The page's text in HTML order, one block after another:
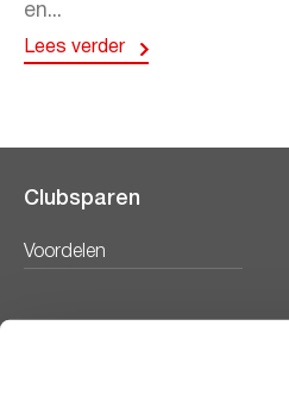
en...
Lees verder
Clubsparen
Voordelen